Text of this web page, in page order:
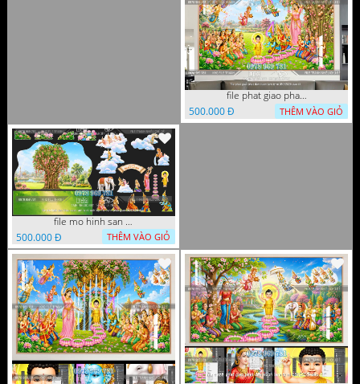
file phat giao phat dan vuon lam ty ni 05052026 dao t5
500.000 Đ
THÊM VÀO GIỎ
file mo hinh san khau vuon lam ty ni tach lop file tranh phat giao 16052026 dao
500.000 Đ
THÊM VÀO GIỎ